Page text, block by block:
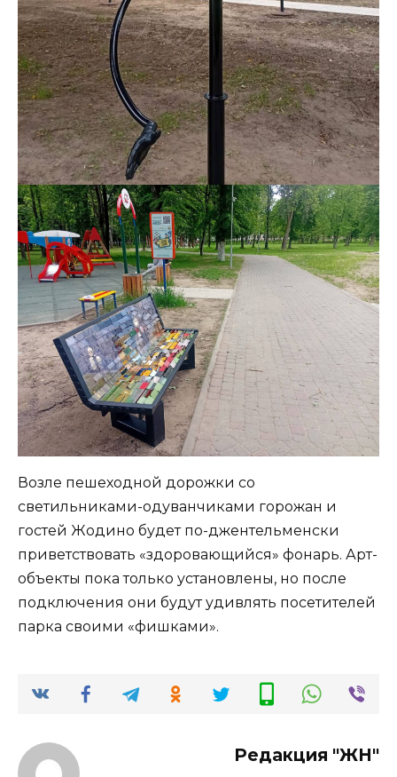
Возле пешеходной дорожки со
светильниками-одуванчиками горожан и
гостей Жодино будет по-джентельменски
приветствовать «здоровающийся» фонарь. Арт-
объекты пока только установлены, но после
подключения они будут удивлять посетителей
парка своими «фишками».
Редакция "ЖН"